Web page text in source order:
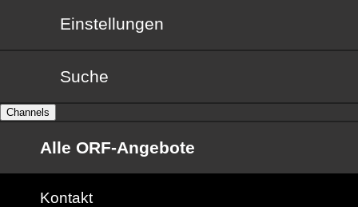
Einstellungen
Suche
Channels
Alle ORF-Angebote
Kontakt